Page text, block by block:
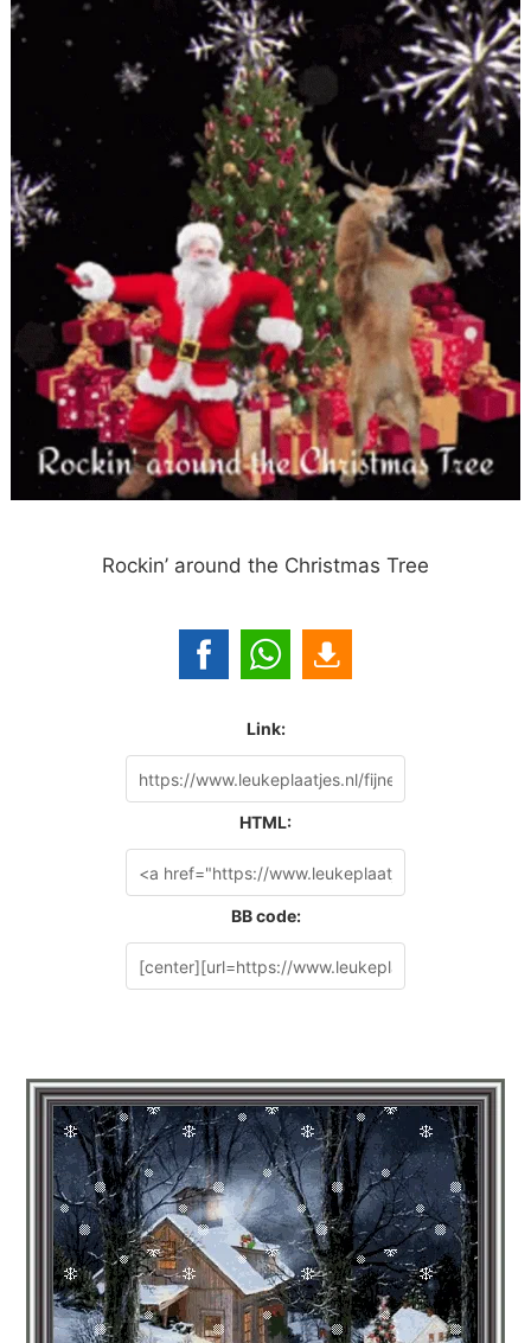
Rockin’ around the Christmas Tree
Link:
HTML:
BB code: